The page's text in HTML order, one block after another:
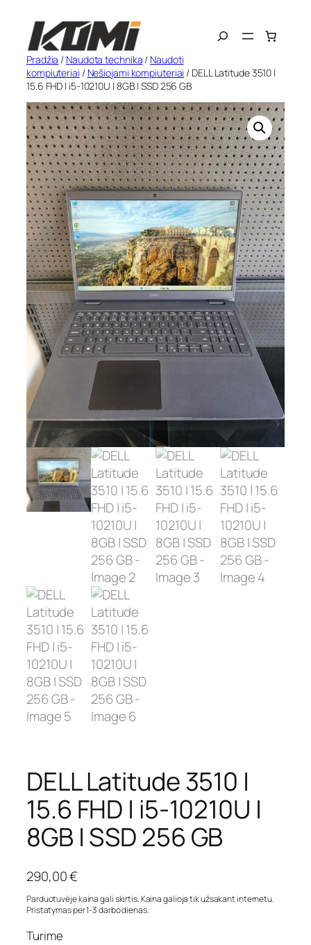
turinio
Search
Pradžia / Naudota technika / Naudoti
kompiuteriai / Nešiojami kompiuteriai / DELL Latitude 3510 |
15.6 FHD | i5-10210U | 8GB | SSD 256 GB
DELL Latitude 3510 |
15.6 FHD | i5-10210U |
8GB | SSD 256 GB
290,00€
Parduotuvėje kaina gali skirtis. Kaina galioja tik užsakant internetu.
Pristatymas per 1-3 darbo dienas.
Turime